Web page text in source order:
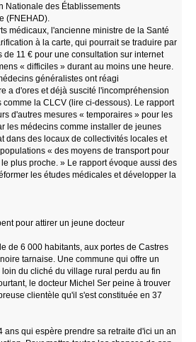
Nationale des Établissements
(FNEHAD).
médicaux, l'ancienne ministre de la Santé
à la carte, qui pourrait se traduire par
de 11 € pour une consultation sur internet
« difficiles » durant au moins une heure.
généralistes ont réagi
a d'ores et déjà suscité l'incompréhension
la CLCV (lire ci-dessous). Le rapport
d'autres mesures « temporaires » pour les
les médecins comme installer de jeunes
dans des locaux de collectivités locales et
« des moyens de transport pour
plus proche. » Le rapport évoque aussi des
les études médicales et développer la
pour attirer un jeune docteur
de 6 000 habitants, aux portes de Castres
tarnaise. Une commune qui offre un
du cliché du village rural perdu au fin
le docteur Michel Ser peine à trouver
clientèle qu'il s'est constituée en 37
ans qui espère prendre sa retraite d'ici un an